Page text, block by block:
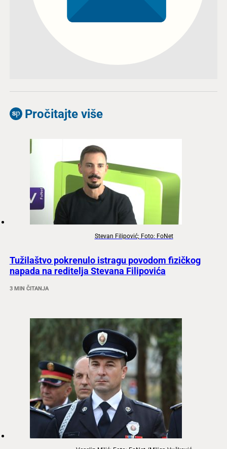
Pročitajte više
Stevan Filipović; Foto: FoNet
Tužilaštvo pokrenulo istragu povodom fizičkog
napada na reditelja Stevana Filipovića
3 MIN ČITANJA